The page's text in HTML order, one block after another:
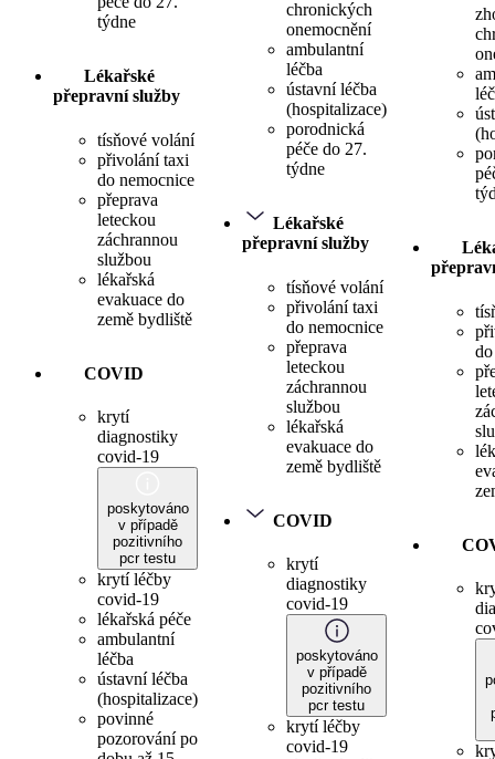
týdne
Lékařské
přepravní služby
tísňové volání
přivolání taxi
do nemocnice
přeprava
leteckou
záchrannou
službou
lékařská
evakuace do
země bydliště
COVID
krytí
diagnostiky
covid-19
poskytováno
v případě
pozitivního
pcr testu
krytí léčby
covid-19
lékařská péče
ambulantní
léčba
ústavní léčba
(hospitalizace)
povinné
pozorování po
chronických
onemocnění
ambulantní
léčba
ústavní léčba
(hospitalizace)
porodnická
péče do 27.
týdne
Lékařské
přepravní služby
tísňové volání
přivolání taxi
do nemocnice
přeprava
leteckou
záchrannou
službou
lékařská
evakuace do
země bydliště
COVID
krytí
diagnostiky
covid-19
poskytováno
v případě
pozitivního
pcr testu
krytí léčby
covid-19